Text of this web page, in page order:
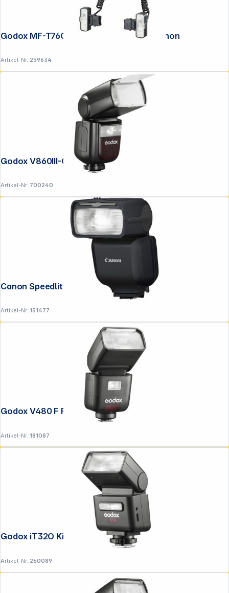
Godox MF-T76C Macro Twin Blitz für Canon
Artikel-Nr.:259634
Godox V860III-C Canon
Artikel-Nr.:700240
Canon Speedlite EL-10
Artikel-Nr.:151477
Godox V480 F Fujifilm
Artikel-Nr.:181087
Godox iT32O Kit MFT mit Trigger X5
Artikel-Nr.:260089